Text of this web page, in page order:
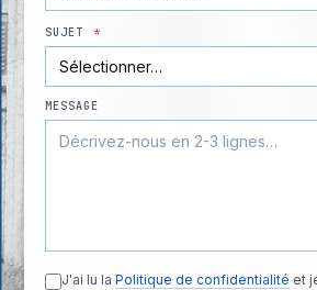
SUJET *
MESSAGE
J'ai lu la Politique de confidentialité et